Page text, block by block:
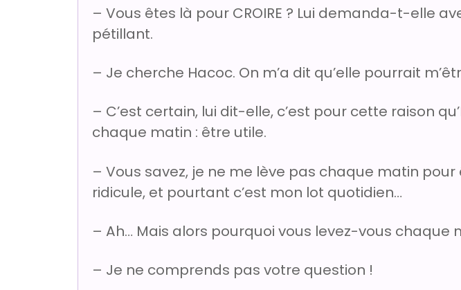
– Vous êtes là pour CROIRE ? Lui demanda-t-elle
pétillant.
– Je cherche Hacoc. On m’a dit qu’elle pourrait
– C’est certain, lui dit-elle, c’est pour cette raison
chaque matin : être utile.
– Vous savez, je ne me lève pas chaque matin
ridicule, et pourtant c’est mon lot quotidien…
– Ah… Mais alors pourquoi vous levez-vous chaque
– Je ne comprends pas votre question !